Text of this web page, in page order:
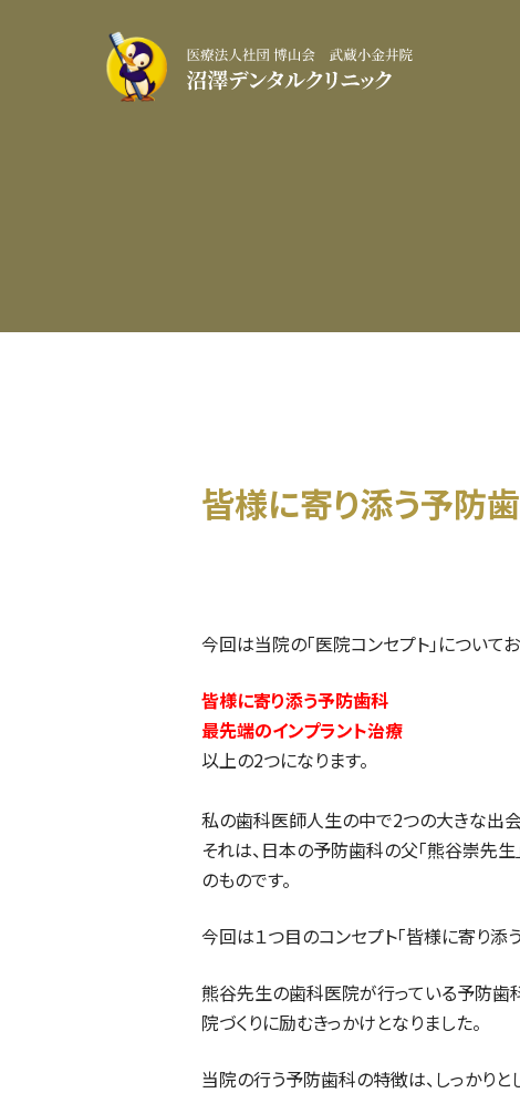
皆様に寄り添う予防
今回は当院の「医院コンセプト」について
皆様に寄り添う予防歯科
最先端のインプラント治療
以上の2つになります。
私の歯科医師人生の中で2つの大きな出会
それは、日本の予防歯科の父「熊谷崇先生
のものです。
今回は１つ目のコンセプト「皆様に寄り添
熊谷先生の歯科医院が行っている予防歯
院づくりに励むきっかけとなりました。
当院の行う予防歯科の特徴は、しっかり